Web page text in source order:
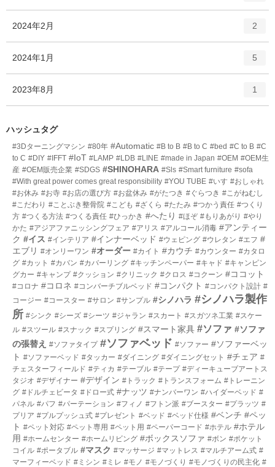
ー
ー
2024年2月
ー
2
2024年1月
ー
5
2023年8月
リ
数
1
ハッシュタグ
#3Dターニングマシン #80年 #Automatic #B to B #B to C #bed #C to B #C
to C #DIY #IFFT #IoT #LAMP #LDB #LINE #made in Japan #OEM #OEM生
産 #OEM販売企業 #SDGS #SHINOHARA #Sls #Smart furniture #sofa
#With great power comes great responsibility #YOU TUBE #いす #おしゃれ
#お休み #お寺 #お店の選び方 #お盆休み #がたつき #ぐらつき #こがねむし
#こだわり #ことぶき整骨院 #こども #ざくら #たたみ #つかう責任 #つくり
方 #つくる方法 #つくる責任 #ひっかき #へたり #ほぞ #もりあがり #やり
かた #アジアファニッシングフェア #アリス #アルコール消毒 #アンティー
ク #イス #インテリア #インナーベッド #ウェピング #ウレタン #エフ #
エブリ #オンリーワン #オーダー #カイト #カウチ #カウンター #カタロ
グ #カット #カバン #カバーリング #キッチンペーパー #キャド #キャンピン
グカー #キャンプ #クッション #クリニック #クロス #コクーン #ココット
#コロナ #コロネ #コンバーチブルベッド #コンパクト #コンパクト設計 #
コージー #コースター #サロン #サンプル #シノハラ #シノハラ製作
所 #シンク #シーズ #シーツ #ジャラン #スカート #スガツネ工業 #スケー
ル #スツール #スナック #スプリング #スマート家具 #ソファ #ソファ
の張替え #ソファタイプ #ソファベッド #ソファー #ソファーベッ
ト #ソファーベッド #タッカー #ダイニング #ダイニングセット #チェア #
チェスターフィールド #ティカ #テーブル #テープ #ディーキューブアートス
タジオ #デザイナー #デザイン #トラック #トランスフォーム #トレーニン
グ #ドルチェビータ #ドロー式 #ナッツ #ナンバーワン #ハイダーベッド #
パネル #パフ #パーテーション #フィノ #フトン派 #ブースター #プラッツ #
プリア #プルプッシュ式 #プレゼント #ベッド #ベッド仕様 #ベンチ #ペッ
ト #ペット対応 #ペット専用 #ペット用 #ペーパーコード #ホテル #ホテル
用 #ホームセンター #ホームリビング #ボックスソファ #ボン #ポケット
コイル #ポータブル #マスク #マッサージ #マットレス #マルチアーム式 #
マーフィーベッド #ミシン #ミレ #モノ #モノづくり #モノづくりの民主化 #